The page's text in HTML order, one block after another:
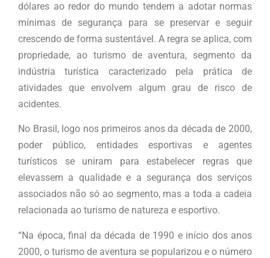
dólares ao redor do mundo tendem a adotar normas
mínimas de segurança para se preservar e seguir
crescendo de forma sustentável. A regra se aplica, com
propriedade, ao turismo de aventura, segmento da
indústria turística caracterizado pela prática de
atividades que envolvem algum grau de risco de
acidentes.
No Brasil, logo nos primeiros anos da década de 2000,
poder público, entidades esportivas e agentes
turísticos se uniram para estabelecer regras que
elevassem a qualidade e a segurança dos serviços
associados não só ao segmento, mas a toda a cadeia
relacionada ao turismo de natureza e esportivo.
“Na época, final da década de 1990 e início dos anos
2000, o turismo de aventura se popularizou e o número